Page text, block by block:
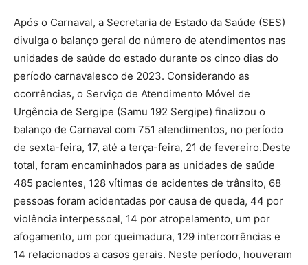
Após o Carnaval, a Secretaria de Estado da Saúde (SES)
divulga o balanço geral do número de atendimentos nas
unidades de saúde do estado durante os cinco dias do
período carnavalesco de 2023. Considerando as
ocorrências, o Serviço de Atendimento Móvel de
Urgência de Sergipe (Samu 192 Sergipe) finalizou o
balanço de Carnaval com 751 atendimentos, no período
de sexta-feira, 17, até a terça-feira, 21 de fevereiro.Deste
total, foram encaminhados para as unidades de saúde
485 pacientes, 128 vítimas de acidentes de trânsito, 68
pessoas foram acidentadas por causa de queda, 44 por
violência interpessoal, 14 por atropelamento, um por
afogamento, um por queimadura, 129 intercorrências e
14 relacionados a casos gerais. Neste período, houveram